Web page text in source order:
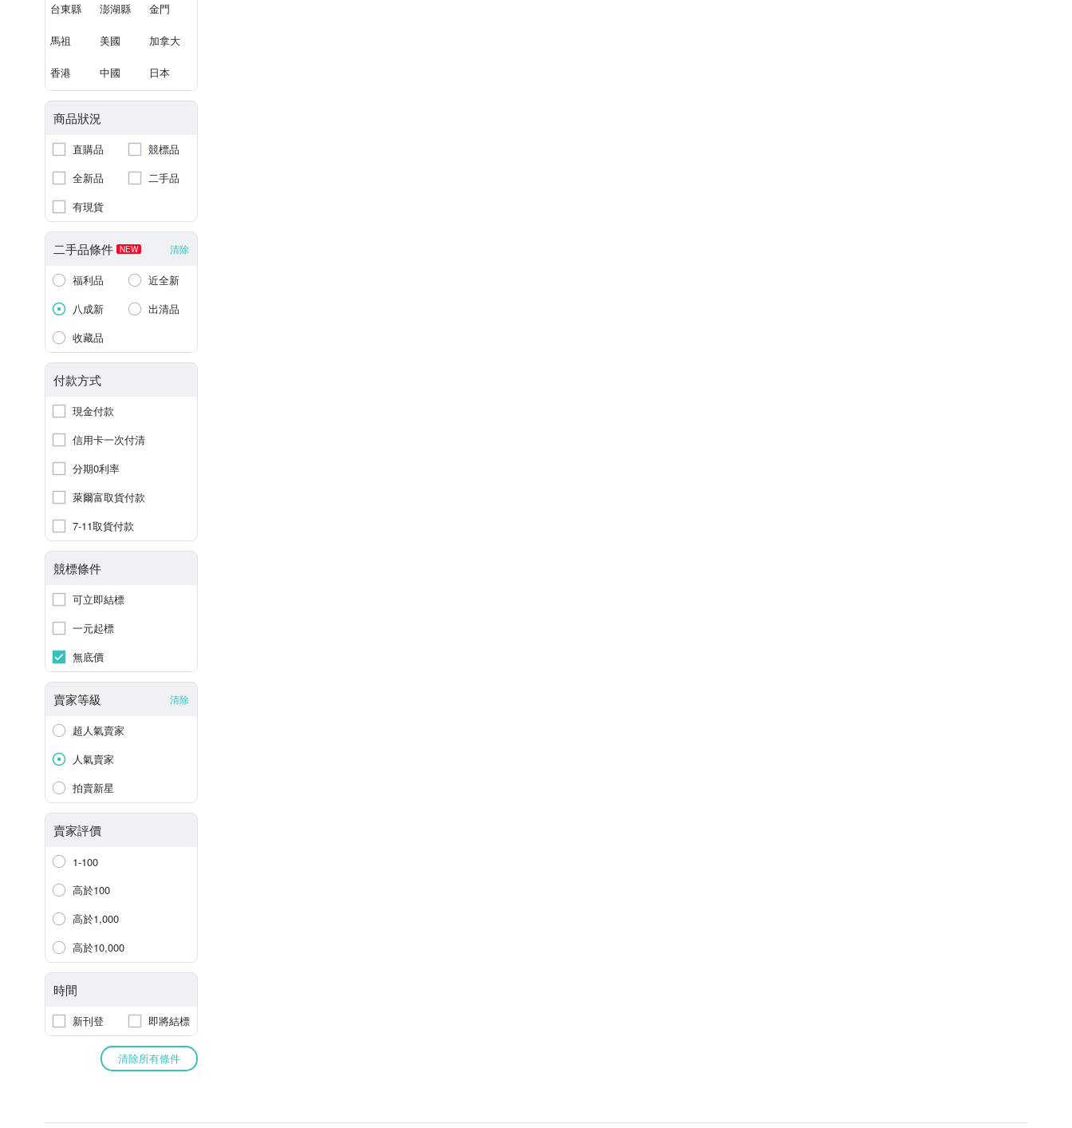
台東縣 澎湖縣 金門
馬祖 美國 加拿大
香港 中國 日本
商品狀況
直購品
競標品
全新品
二手品
有現貨
二手品條件 NEW 清除
福利品
近全新
八成新
出清品
收藏品
付款方式
現金付款
信用卡一次付清
分期0利率
萊爾富取貨付款
7-11取貨付款
競標條件
可立即結標
一元起標
無底價
賣家等級 清除
超人氣賣家
人氣賣家
拍賣新星
賣家評價
1-100
高於100
高於1,000
高於10,000
時間
新刊登 即將結標
清除所有條件